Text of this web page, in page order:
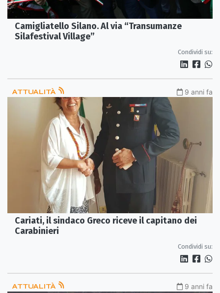
Camigliatello Silano. Al via “Transumanze
Silafestival Village”
Condividi su:
ATTUALITÀ 9 anni fa
Cariati, il sindaco Greco riceve il capitano dei
Carabinieri
Condividi su:
ATTUALITÀ 9 anni fa